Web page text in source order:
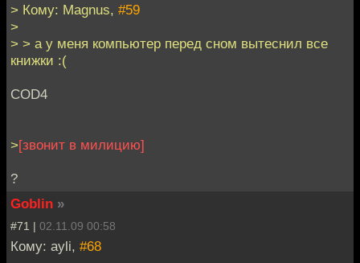
> Кому: Magnus, #59
>
> > а у меня компьютер перед сном вытеснил все
книжки :(
COD4
>[звонит в милицию]
?
Goblin »
#71 | 02.11.09 00:58
Кому: ayli, #68